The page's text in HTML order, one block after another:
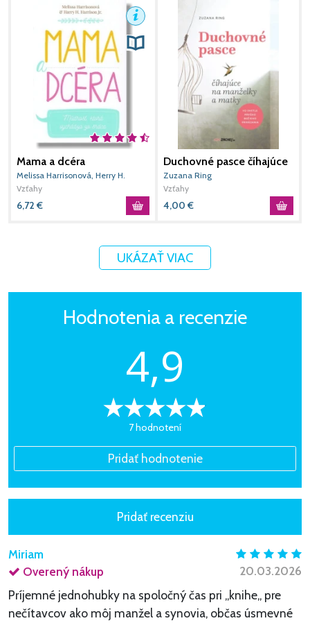
Mama a dcéra
Melissa Harrisonová, Herry H.
Harrison Jr.
Vzťahy
6,72 €
Duchovné pasce číhajúce
na manželky a matky
Zuzana Ring
Vzťahy
4,00 €
UKÁZAŤ VIAC
Hodnotenia a recenzie
4,9
7 hodnotení
Miriam
Overený nákup
20.03.2026
Príjemné jednohubky na spoločný čas pri ,,knihe,, pre
nečítavcov ako môj manžel a synovia, občas úsmevné